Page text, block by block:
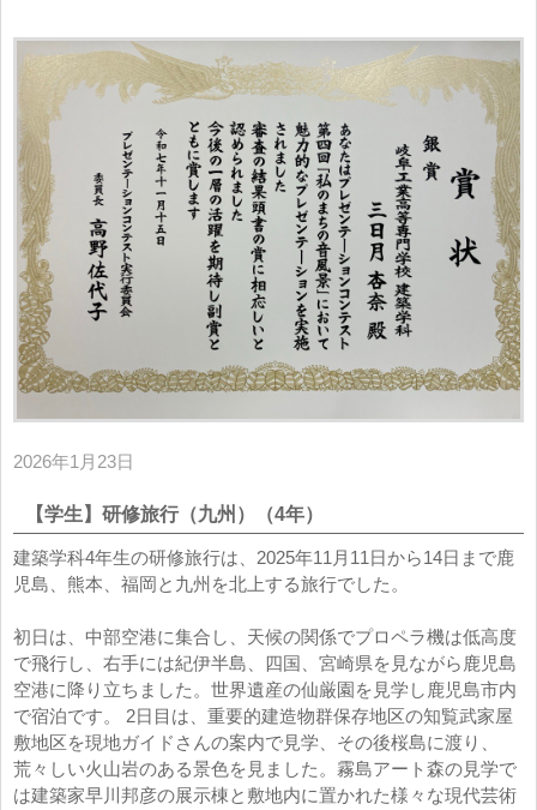
2026年1月23日
【学生】研修旅行（九州）（4年）
建築学科4年生の研修旅行は、2025年11月11日から14日まで鹿
児島、熊本、福岡と九州を北上する旅行でした。
初日は、中部空港に集合し、天候の関係でプロペラ機は低高度
で飛行し、右手には紀伊半島、四国、宮崎県を見ながら鹿児島
空港に降り立ちました。世界遺産の仙厳園を見学し鹿児島市内
で宿泊です。 2日目は、重要的建造物群保存地区の知覧武家屋
敷地区を現地ガイドさんの案内で見学、その後桜島に渡り、
荒々しい火山岩のある景色を見ました。霧島アート森の見学で
は建築家早川邦彦の展示棟と敷地内に置かれた様々な現代芸術